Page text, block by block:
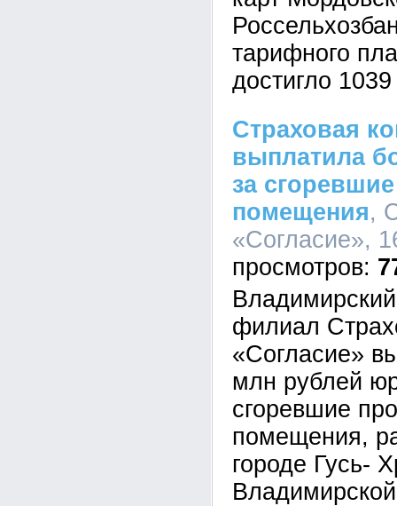
тарифного
достигло
Страховая
выплатила
за
помещения,
«Согласие»,
филиал
«Согласие»
млн рублей
сгоревшие
помещения,
городе Гусь-